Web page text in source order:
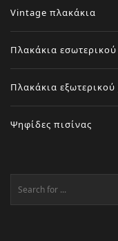
Vintage πλακάκια
Πλακάκια
Πλακάκια
Ψηφίδες πισίνας